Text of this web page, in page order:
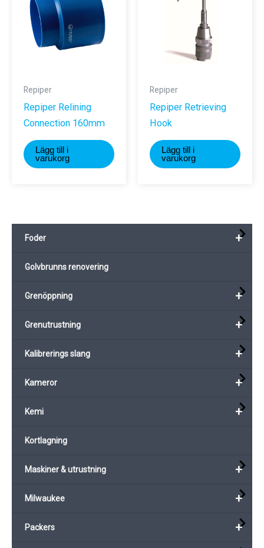
Repiper
Repiper Relining
Connection 160mm
Lägg till i
varukorg
Repiper
Repiper Retrieving
Hook
Lägg till i
varukorg
+
Foder
Golvbrunns renovering
+
Grenöppning
+
Grenutrustning
+
Kalibrerings slang
+
Kameror
+
Kemi
Kortlagning
+
Maskiner & utrustning
+
Milwaukee
+
Packers